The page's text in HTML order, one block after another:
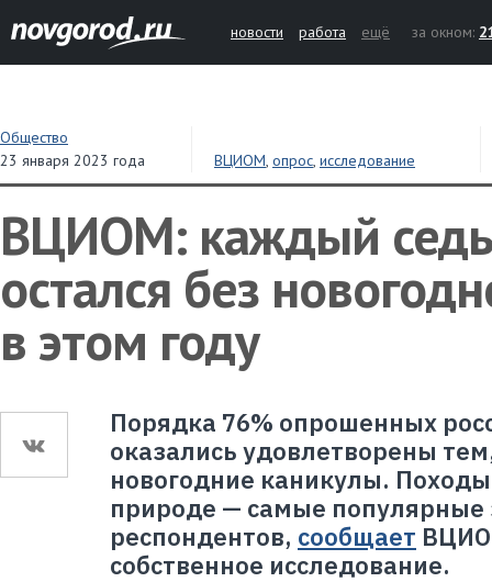
новости работа ещё за окном:
Общество
23 января 2023 года
ВЦИОМ, опрос, исследование
ВЦИОМ: каждый
остался без
в этом году
Порядка 76% опрошенных
оказались удовлетворены
новогодние каникулы. Походы
природе — самые популярные
респондентов, сообщает
собственное исследование.